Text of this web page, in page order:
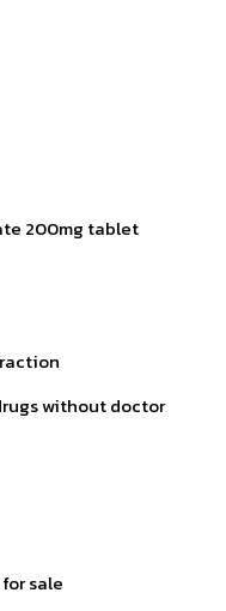
200mg tablet
without doctor
sale